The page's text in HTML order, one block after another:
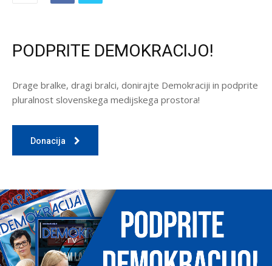
PODPRITE DEMOKRACIJO!
Drage bralke, dragi bralci, donirajte Demokraciji in podprite
pluralnost slovenskega medijskega prostora!
Donacija